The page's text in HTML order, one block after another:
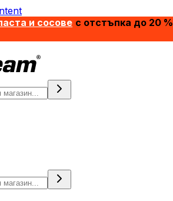
и сосове с отстъпка до 20 %